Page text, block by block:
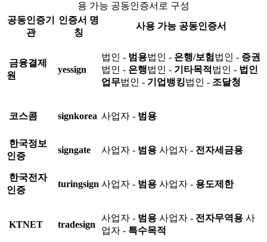
용 가능 공동인증서로 구성
공동인증기
관
인증서 명
칭
사용 가능 공동인증서
금융결제
원
yessign
법인 - 범용법인 - 은행/보험 법인 - 증권
법인 - 은행법인 - 기타목적 법인 - 법인
업무법인 - 기업뱅킹법인 - 조달청
코스콤 signkorea 사업자 - 범용
한국정보
인증
signgate 사업자 - 범용 사업자 - 전자세금용
한국전자
인증
turingsign 사업자 - 범용 사업자 - 용도제한
KTNET tradesign
사업자 - 범용 사업자 - 전자무역용 사
업자 - 특수목적